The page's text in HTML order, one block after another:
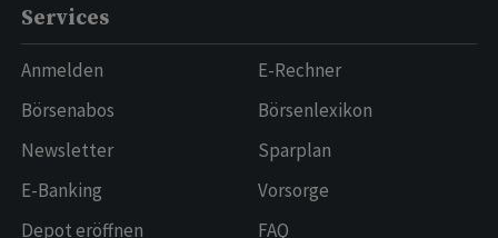
Services
Anmelden
Börsenabos
Newsletter
E-Banking
Depot eröffnen
E-Rechner
Börsenlexikon
Sparplan
Vorsorge
FAQ